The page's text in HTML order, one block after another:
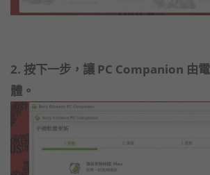
2. 按下一步，讓 PC Companion 由
體。